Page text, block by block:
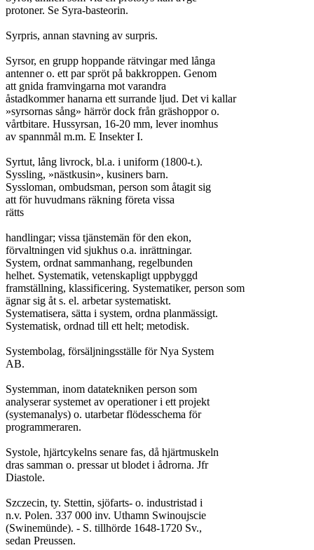
protoner. Se Syra-basteorin.
Syrpris, annan stavning av surpris.
Syrsor, en grupp hoppande rätvingar med långa
antenner o. ett par spröt på bakkroppen. Genom
att gnida framvingarna mot varandra
åstadkommer hanarna ett surrande ljud. Det vi kallar
»syrsornas sång» härrör dock från gräshoppor o.
vårtbitare. Hussyrsan, 16-20 mm, lever inomhus
av spannmål m.m. E Insekter I.
Syrtut, lång livrock, bl.a. i uniform (1800-t.).
Syssling, »nästkusin», kusiners barn.
Syssloman, ombudsman, person som åtagit sig
att för huvudmans räkning företa vissa
rätts
handlingar; vissa tjänstemän för den ekon,
förvaltningen vid sjukhus o.a. inrättningar.
System, ordnat sammanhang, regelbunden
helhet. Systematik, vetenskapligt uppbyggd
framställning, klassificering. Systematiker, person som
ägnar sig åt s. el. arbetar systematiskt.
Systematisera, sätta i system, ordna planmässigt.
Systematisk, ordnad till ett helt; metodisk.
Systembolag, försäljningsställe för Nya System
AB.
Systemman, inom datatekniken person som
analyserar systemet av operationer i ett projekt
(systemanalys) o. utarbetar flödesschema för
programmeraren.
Systole, hjärtcykelns senare fas, då hjärtmuskeln
dras samman o. pressar ut blodet i ådrorna. Jfr
Diastole.
Szczecin, ty. Stettin, sjöfarts- o. industristad i
n.v. Polen. 337 000 inv. Uthamn Swinoujscie
(Swinemünde). - S. tillhörde 1648-1720 Sv.,
sedan Preussen.